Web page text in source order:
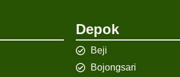
Depok
Beji
Bojongsari